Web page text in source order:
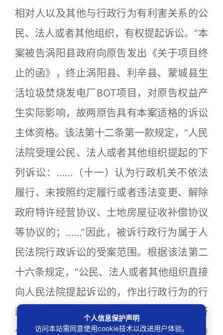
相对人以及其他与行政行为有利害关系的公
民、法人或者其他组织，有权提起诉讼。”本
案被告涡阳县政府向原告发出《关于项目终
止的函》，终止涡阳县、利辛县、蒙城县生
活垃圾焚烧发电厂BOT项目，对原告权益产
生实际影响，故两原告具有本案适格的诉讼
主体资格。该法第十二条第一款规定，“人民
法院受理公民、法人或者其他组织提起的下
列诉讼：……（十一）认为行政机关不依法
履行、未按照约定履行或者违法变更、解除
政府特许经营协议、土地房屋征收补偿协议
等协议的；……”因此，被诉行政行为属于人
民法院行政诉讼的受案范围。根据该法第二
十六条规定，“公民、法人或者其他组织直接
向人民法院提起诉讼的，作出行政行为的行
政机关是被告。……行政机关委托的组织所
作的行政行为，委托的行政机关是被告。”涉
个人信息保护声明
访问本站需同意使用cookie技术以改进用户体验。